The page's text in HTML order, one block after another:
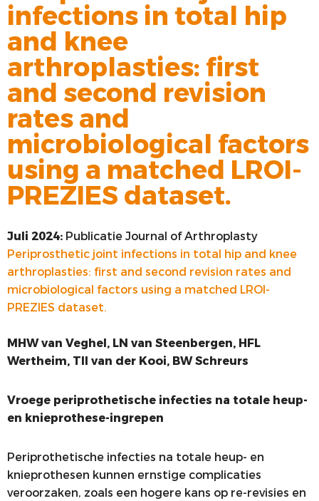
VOORSTE KRUISBAND
SYNTHETISEREN VAN LROI-DATA
infections in total hip
and knee
arthroplasties: first
and second revision
rates and
microbiological factors
using a matched LROI-
PREZIES dataset.
Juli 2024: Publicatie Journal of Arthroplasty
Periprosthetic joint infections in total hip and knee
arthroplasties: first and second revision rates and
microbiological factors using a matched LROI-
PREZIES dataset.
MHW van Veghel, LN van Steenbergen, HFL
Wertheim, TII van der Kooi, BWSchreurs
Vroege periprothetische infecties na totale heup-
en knieprothese-ingrepen
Periprothetische infecties na totale heup- en
knieprothesen kunnen ernstige complicaties
veroorzaken, zoals een hogere kans op re-revisies en